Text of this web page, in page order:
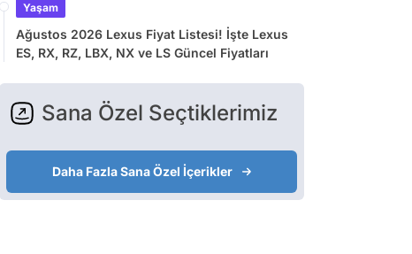
Yaşam
Ağustos 2026 Lexus Fiyat Listesi! İşte Lexus
ES, RX, RZ, LBX, NX ve LS Güncel Fiyatları
Sana Özel Seçtiklerimiz
Daha Fazla Sana Özel İçerikler